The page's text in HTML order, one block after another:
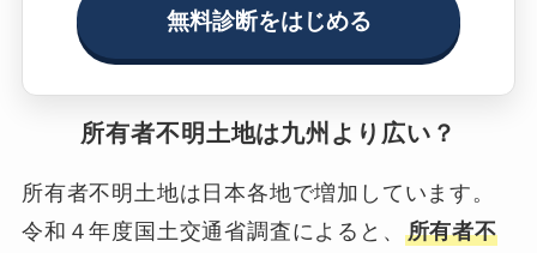
無料診断をはじめる
所有者不明土地は九州より広い？
所有者不明土地は日本各地で増加しています。
令和４年度国土交通省調査によると、 所有者不